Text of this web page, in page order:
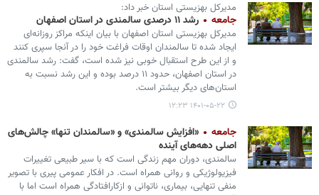
مدیرکل بهزیستی استان خبر داد:
جامعه رشد ۱۱ درصدی سالمندی در استان اصفهان
مدیرکل بهزیستی استان اصفهان با بیان اینکه مراکز روزانه‌ای
ایجاد شده تا سالمندان اوقات فراغت خود را در آنجا سپری کنند
و از این طرح استقبال خوبی نیز شده است، گفت: رشد سالمندی
در استان اصفهان، حدود ۱۱ درصد بوده و این رشد نسبت به
استان‌های دیگر بیشتر است.
۱۴۰۱-۰۵-۲۲ ۱۲:۲۳
جامعه
«افزایش سالمندی» و «سالمندان تنها» چالش‌های
اصلی دهه‌های آینده
سالمندی، دوران مهم زندگی است که با سیر طبیعی تغییرات
فیزیولوژیکی و روانی همراه است. در افکار عمومی پیری با تصویر
منفی تنهایی، بیماری، ناتوانی و ازکارافتادگی همراه است اما با